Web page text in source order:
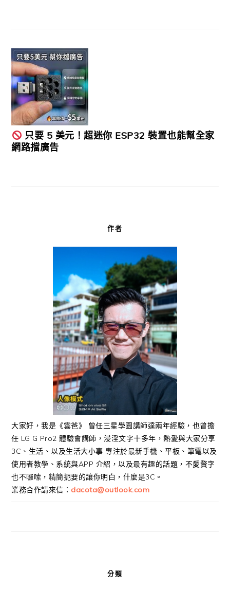
只要 5 美元！超迷你 ESP32 裝置也能幫全家
網路擋廣告
作者
大家好，我是《雲爸》 曾任三星學園講師達兩年經驗，也曾擔
任 LG G Pro2 體驗會講師，浸淫文字十多年，熱愛與大家分享
3C、生活、以及生活大小事 專注於最新手機、平板、筆電以及
使用者教學、系統與APP 介紹，以及最有趣的話題，不愛贅字
也不囉嗦，精簡扼要的讓你明白，什麼是3C。
業務合作請來信： dacota@outlook.com
分類